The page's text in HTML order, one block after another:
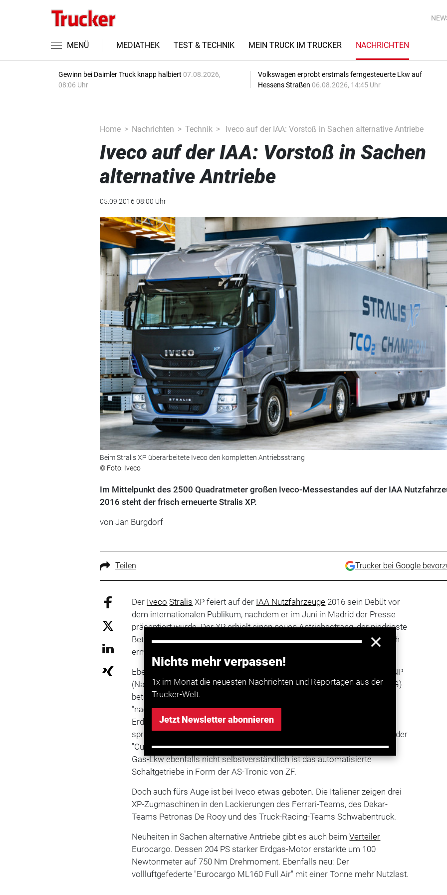
MENÜ MEDIATHEK TEST & TECHNIK MEIN TRUCK IM TRUCKER NACHRICHTEN
Gewinn bei Daimler Truck knapp halbiert 07.08.2026,
08:06 Uhr
Volkswagen erprobt erstmals ferngesteuerte Lkw auf
Hessens Straßen 06.08.2026, 14:45 Uhr
Home Nachrichten Technik Iveco auf der IAA: Vorstoß in Sachen alternative Antriebe
Iveco auf der IAA: Vorstoß in Sachen
alternative Antriebe
05.09.2016 08:00 Uhr
Beim Stralis XP überarbeitete Iveco den kompletten Antriebsstrang
© Foto: Iveco
Im Mittelpunkt des 2500 Quadratmeter großen Iveco-Messestandes auf der IAA
2016 steht der frisch erneuerte Stralis XP.
von Jan Burgdorf
Teilen Trucker bei Google
Nichts mehr verpassen!
1x im Monat die neuesten Nachrichten und Reportagen aus der
Trucker-Welt.
Jetzt Newsletter abonnieren
Der Iveco Stralis XP feiert auf der IAA Nutzfahrzeuge 2016 sein Debüt vor
dem internationalen Publikum, nachdem er im Juni in Madrid der Presse
präsentiert wurde. Der XP erhielt einen neuen Antriebsstrang, der niedrigste
Betriebskosten und hohe Zuverlässigkeit bei geringstem Dieselverbrauch
ermöglichen soll.
Ebenfalls der Öffentlichkeit präsentiert wird der neu entwickelte Stralis NP
(Natural Power), der sich mit komprimiertem und flüssigem Erdgas (LNG)
betreiben lässt. Mit keinem geringeren Superlativ als dem des
"nachhaltigsten Fernverkehrs-Lkw" und mit einem "Durchbruch in der
Erdgas-Lkw-Industrie" betitelt Iveco den NP. Die technischen Daten
sprechen dafür: Mit 400 PS und 1700 Newtonmeter Drehmoment liefert der
"Cursor 9 Natural Power" die gleiche Kraft wie sein Diesel-Pendant. Bei
Gas-Lkw ebenfalls nicht selbstverständlich ist das automatisierte
Schaltgetriebe in Form der AS-Tronic von ZF.
Doch auch fürs Auge ist bei Iveco etwas geboten. Die Italiener zeigen drei
XP-Zugmaschinen in den Lackierungen des Ferrari-Teams, des Dakar-
Teams Petronas De Rooy und des Truck-Racing-Teams Schwabentruck.
Neuheiten in Sachen alternative Antriebe gibt es auch beimVerteiler
Eurocargo. Dessen 204 PS starker Erdgas-Motor erstarkte um 100
Newtonmeter auf 750 Nm Drehmoment. Ebenfalls neu: Der
vollluftgefederte "Eurocargo ML160 Full Air" mit einer Tonne mehr Nutzlast.